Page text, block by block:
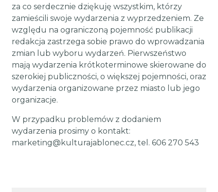
za co serdecznie dziękuję wszystkim, którzy
zamieścili swoje wydarzenia z wyprzedzeniem. Ze
względu na ograniczoną pojemność publikacji
redakcja zastrzega sobie prawo do wprowadzania
zmian lub wyboru wydarzeń. Pierwszeństwo
mają wydarzenia krótkoterminowe skierowane do
szerokiej publiczności, o większej pojemności, oraz
wydarzenia organizowane przez miasto lub jego
organizacje.
W przypadku problemów z dodaniem
wydarzenia prosimy o kontakt:
marketing@kulturajablonec.cz, tel. 606 270 543